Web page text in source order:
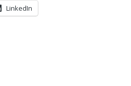
LinkedIn